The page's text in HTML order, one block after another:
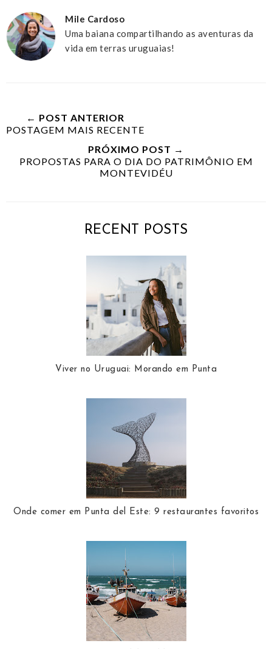
Mile Cardoso
Uma baiana compartilhando as aventuras da
vida em terras uruguaias!
← POST ANTERIOR
POSTAGEM MAIS RECENTE
PRÓXIMO POST →
PROPOSTAS PARA O DIA DO PATRIMÔNIO EM
MONTEVIDÉU
RECENT POSTS
Viver no Uruguai: Morando em Punta
Onde comer em Punta del Este: 9 restaurantes favoritos